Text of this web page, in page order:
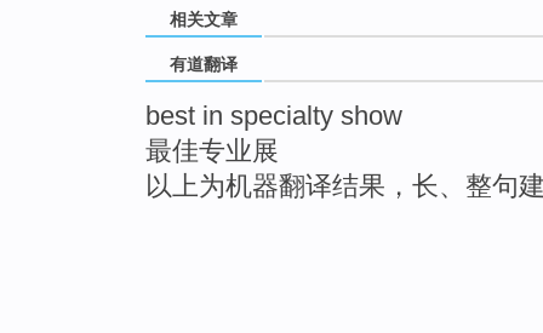
相关文章
有道翻译
best in specialty show
最佳专业展
以上为机器翻译结果，长、整句